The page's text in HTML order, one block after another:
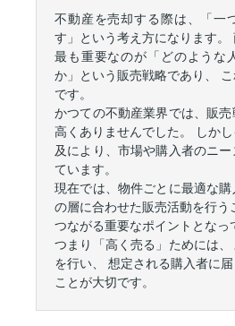
不動産を売却する際は、「一
す」という考え方になります。
最も重要なのが「どのような
か」という販売戦略であり、
です。
かつての不動産業界では、販
高くありませんでした。 しか
及により、市場や購入者のニ
ています。
現在では、物件ごとに最適な
の層に合わせた販売活動を行う
つながる重要なポイントとなっ
つまり「高く売る」ためには
を行い、 想定される購入者に
ことが大切です。